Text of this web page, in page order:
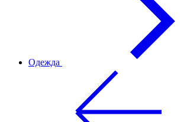
Одежда